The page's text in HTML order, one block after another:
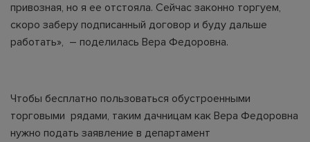
привозная, но я ее отстояла. Сейчас законно торгуем,
скоро заберу подписанный договор и буду дальше
работать», – поделилась Вера Федоровна.
Чтобы бесплатно пользоваться обустроенными
торговыми рядами, таким дачницам как Вера Федоровна
нужно подать заявление в департамент